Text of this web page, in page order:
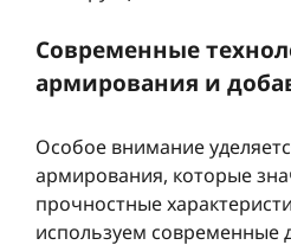
Современные
армирования и
Особое внимание
армирования, которые
прочностные
используем